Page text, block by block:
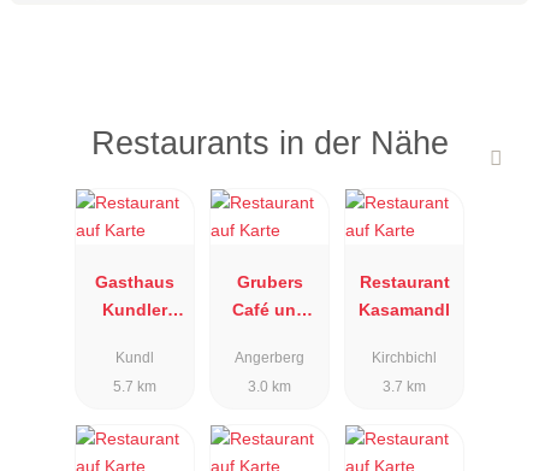
Restaurants in der Nähe
Gasthaus
Kundler
Kundl
5.7 km
Grubers
Café und
Angerberg
3.0 km
Restaurant
Kasamandl
Kirchbichl
3.7 km